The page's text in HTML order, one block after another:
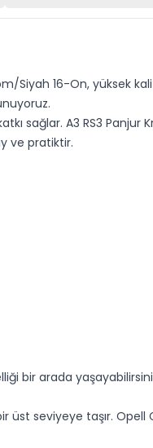
Siyah 16-On, yüksek
sağlar. A3 RS3 Panjur
ve pratiktir.
bir arada
üst seviyeye taşır.